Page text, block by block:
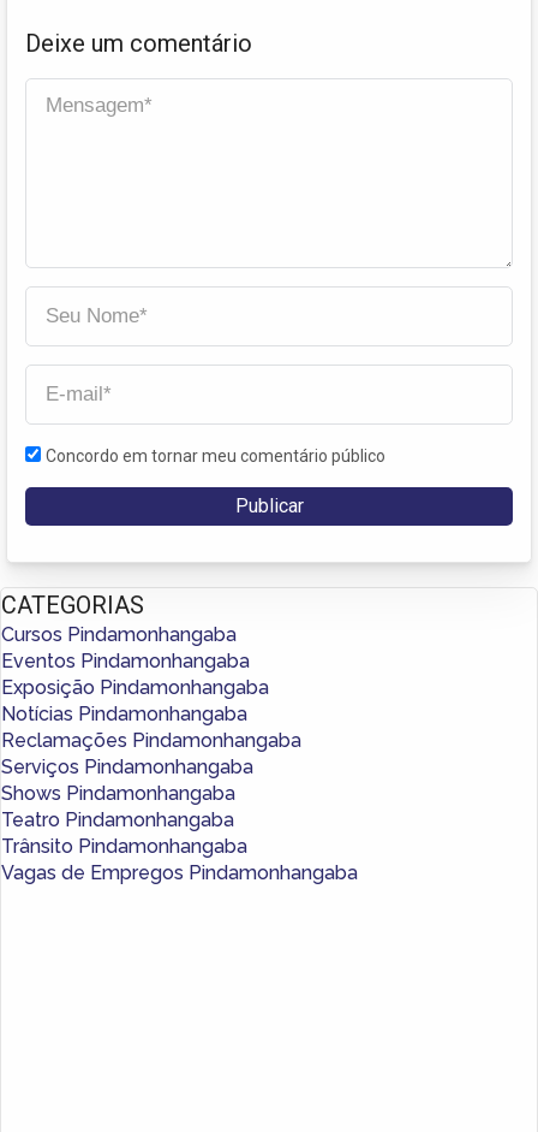
Deixe um comentário
Concordo em tornar meu comentário público
CATEGORIAS
Cursos Pindamonhangaba
Eventos Pindamonhangaba
Exposição Pindamonhangaba
Notícias Pindamonhangaba
Reclamações Pindamonhangaba
Serviços Pindamonhangaba
Shows Pindamonhangaba
Teatro Pindamonhangaba
Trânsito Pindamonhangaba
Vagas de Empregos Pindamonhangaba